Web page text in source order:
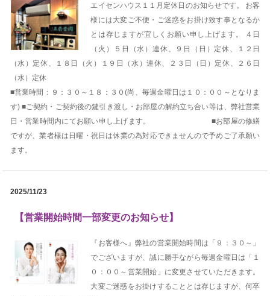
エイセンハウス１１月定休日のお知らせです。 お客
様には大変ご不便・ご迷惑をお掛け致す事となるか
とは存じますが宜しくお願い申し上げます。 ４日
（火）５日（水）連休、９日（日）定休、１２日
（水）定休、１８日（火）１９日（水）連休、２３日（日）定休、２６日
（水）定休
■営業時間：９：３０～１８：３０(尚、毎週金曜日は１０：００～となりま
す) ■ご契約・ご契約後の鍵引き渡し・お部屋の解約立ち合い等は、弊社営業
日・営業時間内にてお願い申し上げます。 ■お部屋の修繕
ですが、業者様は日曜・祝日は休業の為対応できませんので予めご了承願い
ます。
2025/11/23
【営業開始時間一部変更のお知らせ】
『お客様へ』弊社の営業開始時間は「９：３０～」
でございますが、誠に勝手ながら毎週金曜日は「１
０：００～営業開始」に変更させていただきます。
大変ご迷惑をお掛けすることとは存じますが、何卒